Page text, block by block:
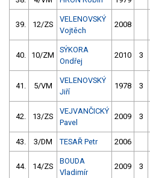
39. 12/ZS
VELENOVSKÝ
Vojtěch
2008
40. 10/ZM
SÝKORA
Ondřej
2010 3
41. 5/VM
VELENOVSKÝ
Jiří
1978 3
42. 13/ZS
VEJVANČICKÝ
Pavel
2009 3
43. 3/DM TESAŘ Petr 2006
44. 14/ZS
BOUDA
Vladimír
2009 3